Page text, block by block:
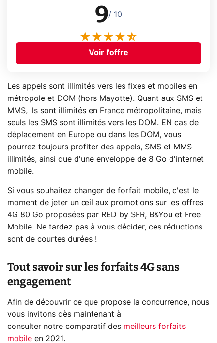
9/ 10
Voir l'offre
Les appels sont illimités vers les fixes et mobiles en
métropole et DOM (hors Mayotte). Quant aux SMS et
MMS, ils sont illimités en France métropolitaine, mais
seuls les SMS sont illimités vers les DOM. EN cas de
déplacement en Europe ou dans les DOM, vous
pourrez toujours profiter des appels, SMS et MMS
illimités, ainsi que d'une enveloppe de 8 Go d'internet
mobile.
Si vous souhaitez changer de forfait mobile, c'est le
moment de jeter un œil aux promotions sur les offres
4G 80 Go proposées par RED by SFR, B&You et Free
Mobile. Ne tardez pas à vous décider, ces réductions
sont de courtes durées !
Tout savoir sur les forfaits 4G sans
engagement
Afin de découvrir ce que propose la concurrence, nous
vous invitons dès maintenant à
consulter notre comparatif des meilleurs forfaits
mobile en 2021.